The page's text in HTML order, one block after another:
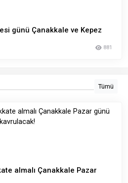
günü Çanakkale ve Kepez
881
Tümü
almalı Çanakkale Pazar